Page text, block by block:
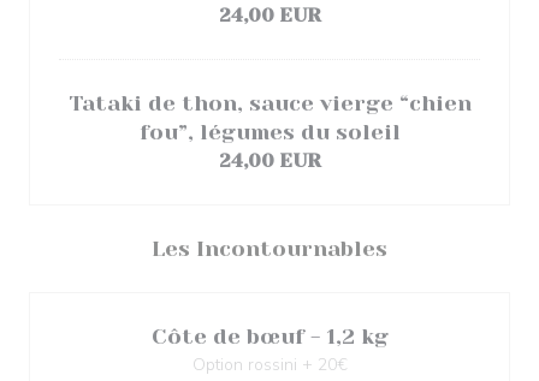
24,00 EUR
Tataki de thon, sauce vierge “chien
fou”, légumes du soleil
24,00 EUR
Les Incontournables
Côte de bœuf - 1,2 kg
Option rossini + 20€